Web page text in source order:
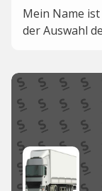
Mein Name
der Auswahl